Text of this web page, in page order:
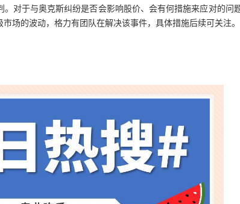
对于与奥克斯纠纷是否会影响股价、会有何措施来应对的问
场的波动，格力有团队在解决该事件，具体措施后续可关注。